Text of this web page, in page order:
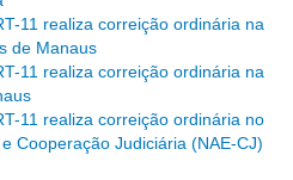
11 realiza correição ordinária na
de Manaus
11 realiza correição ordinária na
11 realiza correição ordinária no
Cooperação Judiciária (NAE-CJ)